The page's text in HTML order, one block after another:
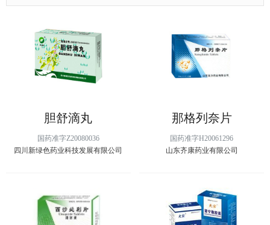
胆舒滴丸
国药准字Z20080036
四川新绿色药业科技发展有限公司
那格列奈片
国药准字H20061296
山东齐康药业有限公司